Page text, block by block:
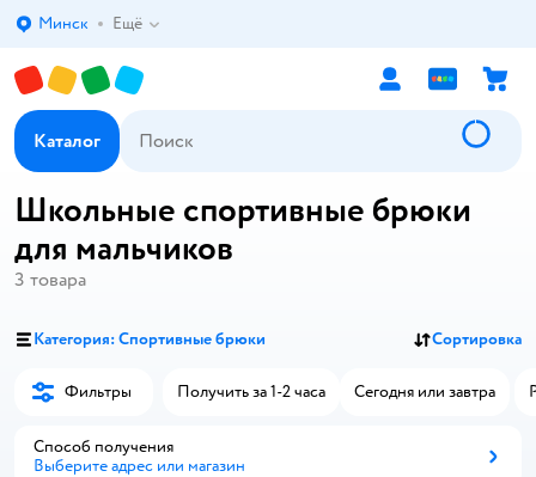
Выбор адреса доставки.
Минск Ещё
Каталог
Школьные спортивные брюки
для мальчиков
3 товара
Категория: Спортивные брюки Сортировка
Фильтры Получить за 1-2 часа Сегодня или завтра
Способ получения
Выберите адрес или магазин